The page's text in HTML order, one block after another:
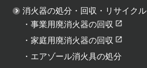
消火器の処分・回収・リサイクル
・事業用廃消火器の回収
・ 家庭用廃消火器の回収
・ エアゾール消火具の処分